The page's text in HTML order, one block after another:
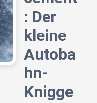
: Der
kleine
Autoba
hn-
Knigge